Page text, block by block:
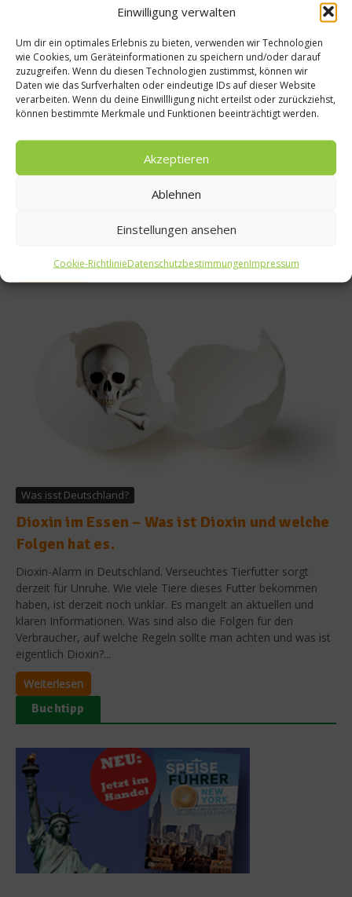
Einwilligung verwalten
Um dir ein optimales Erlebnis zu bieten, verwenden wir Technologien
wie Cookies, um Geräteinformationen zu speichern und/oder darauf
zuzugreifen. Wenn du diesen Technologien zustimmst, können wir
Daten wie das Surfverhalten oder eindeutige IDs auf dieser Website
verarbeiten. Wenn du deine Einwillligung nicht erteilst oder zurückziehst,
können bestimmte Merkmale und Funktionen beeinträchtigt werden.
Akzeptieren
Ablehnen
Einstellungen ansehen
Cookie-RichtlinieDatenschutzbestimmungenImpressum
Unkategorisiert
Dioxin im Essen – Was ist Dioxin und welche
Dioxin-Alarm in Deutschland. Verseuchtes Tierfutter sorgt
derzeit für Unruhe. Wie viele Tiere dieses Futter bekommen
haben, ist derzeit noch unklar. Es mangelt an aktuellen und
Verbraucher, auf welche Regeln sollte man achten und was ist
Weiterlesen
Was isst Deutschland?
Dioxin im Essen – Was ist Dioxin und welche
Folgen hat es.
Dioxin-Alarm in Deutschland. Verseuchtes Tierfutter sorgt
derzeit für Unruhe. Wie viele Tiere dieses Futter bekommen
haben, ist derzeit noch unklar. Es mangelt an aktuellen und
klaren Informationen. Was sind also die Folgen für den
Verbraucher, auf welche Regeln sollte man achten und was ist
eigentlich Dioxin?...
Weiterlesen
Buchtipp